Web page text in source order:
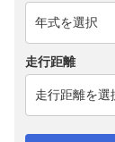
走行距離